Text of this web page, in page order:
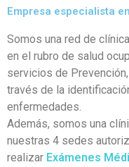
Empresa especialista
Somos una red de
en el rubro de salud
servicios de
través de la
enfermedades.
Además, somos una
nuestras 4 sedes
realizar Exámenes